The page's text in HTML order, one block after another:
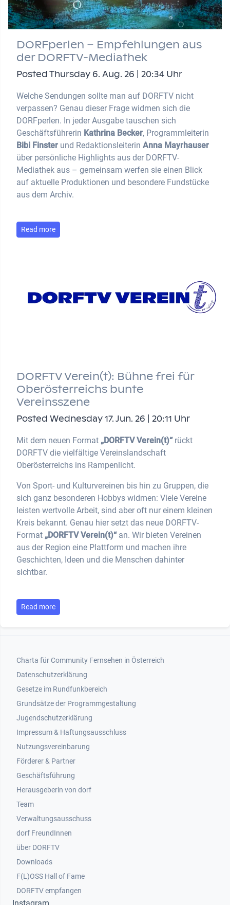
DORFperlen – Empfehlungen aus
der DORFTV-Mediathek
Posted Thursday 6. Aug. 26 | 20:34 Uhr
Welche Sendungen sollte man auf DORFTV nicht
verpassen? Genau dieser Frage widmen sich die
DORFperlen. In jeder Ausgabe tauschen sich
Geschäftsführerin Kathrina Becker, Programmleiterin
Bibi Finster und Redaktionsleiterin Anna Mayrhauser
über persönliche Highlights aus der DORFTV-
Mediathek aus – gemeinsam werfen sie einen Blick
auf aktuelle Produktionen und besondere Fundstücke
aus dem Archiv.
Read more
DORFTV Verein(t): Bühne frei für
Oberösterreichs bunte
Vereinsszene
Posted Wednesday 17. Jun. 26 | 20:11 Uhr
Mit dem neuen Format „DORFTV Verein(t)“rückt
DORFTV die vielfältige Vereinslandschaft
Oberösterreichs ins Rampenlicht.
Von Sport- und Kulturvereinen bis hin zu Gruppen, die
sich ganz besonderen Hobbys widmen: Viele Vereine
leisten wertvolle Arbeit, sind aber oft nur einem kleinen
Kreis bekannt. Genau hier setzt das neue DORFTV-
Format „DORFTV Verein(t)“an. Wir bieten Vereinen
aus der Region eine Plattform und machen ihre
Geschichten, Ideen und die Menschen dahinter
sichtbar.
Read more
Footer 1
Charta für Community Fernsehen in Österreich
Datenschutzerklärung
Gesetze im Rundfunkbereich
Grundsätze der Programmgestaltung
Jugendschutzerklärung
Impressum & Haftungsausschluss
Nutzungsvereinbarung
Footer 2
Förderer & Partner
Geschäftsführung
Herausgeberin von dorf
Team
Verwaltungsausschuss
dorf FreundInnen
Footer 3
über DORFTV
Downloads
F(L)OSS Hall of Fame
Footer 4
DORFTV empfangen